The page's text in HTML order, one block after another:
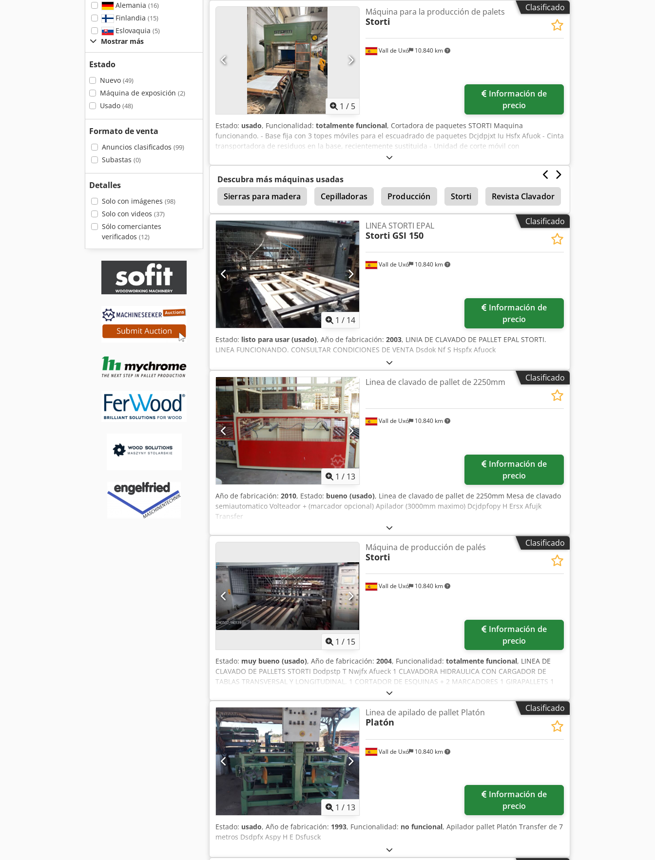
Alemania (16)
Finlandia (15)
Eslovaquia (5)
Mostrar más
Estado
Nuevo (49)
Máquina de exposición (2)
Usado (48)
Formato de venta
Anuncios clasificados (99)
Subastas (0)
Detalles
Solo con imágenes (98)
Solo con videos (37)
Sólo comerciantes
verificados (12)
Clasificado
1 / 5
Vall de Uxó 10.840 km
Máquina para la producción de palets
Storti
precio
Estado: usado, Funcionalidad: totalmente funcional, Cortadora de paquetes STORTI Maquina
funcionando. - Base fija con 3 topes móviles para el escuadrado de paquetes Dcjdpjxt Iu Hsfx Afuok - Cinta
transportadora de residuos en la base, recientemente sustituida - Unidad de corte móvil con
Descubra más máquinas usadas
Sierras para madera
Cepilladoras Producción Storti Revista Clavador
Mono Delta Depositor Delta 606
Clasificado
1 / 14
Vall de Uxó 10.840 km
LINEA STORTI EPAL
Storti GSI 150
precio
Estado: listo para usar (usado), Año de fabricación: 2003, LINIA DE CLAVADO DE PALLET EPAL STORTI.
LINEA FUNCIONANDO. CONSULTAR CONDICIONES DE VENTA Dsdok Nf S Hspfx Afuock
Clasificado
1 / 13
Vall de Uxó 10.840 km
Linea de clavado de pallet de 2250mm
precio
Año de fabricación: 2010, Estado: bueno (usado), Linea de clavado de pallet de 2250mm Mesa de clavado
semiautomatico Volteador + (marcador opcional) Apilador (3000mm maximo) Dcjdpfopy H Ersx Afujk
Transfer
Clasificado
1 / 15
Vall de Uxó 10.840 km
Máquina de producción de palés
Storti
precio
Estado: muy bueno (usado), Año de fabricación: 2004, Funcionalidad: totalmente funcional, LINEA DE
CLAVADO DE PALLETS STORTI Dodpstp T Nwjfx Afueck 1 CLAVADORA HIDRAULICA CON CARGADOR DE
TABLAS TRANSVERSAL Y LONGITUDINAL. 1 CORTADOR DE ESQUINAS + 2 MARCADORES 1 GIRAPALLETS 1
VOLTEADDOR ALTERNATIVO DE PALLETS 1 APILADOR 1 TRANSFER DE SALIDA
Clasificado
1 / 13
Vall de Uxó 10.840 km
Linea de apilado de pallet Platón
Platón
precio
Estado: usado, Año de fabricación: 1993, Funcionalidad: no funcional, Apilador pallet Platón Transfer de 7
metros Dsdpfx Aspy H E Dsfusck